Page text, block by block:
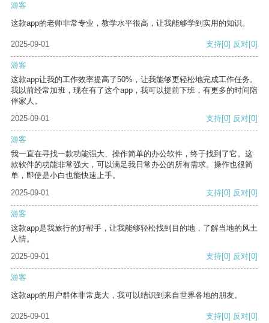
游客
这款app的老师非常专业，教学水平很高，让我能够学到实用的知识。
2025-09-01 支持[0] 反对[0]
游客
这款app让我的工作效率提高了50%，让我能够更轻松地完成工作任务。
我以前经常加班，现在有了这个app，我可以提前下班，有更多的时间陪
伴家人。
2025-09-01
支持[0] 反对[0]
游客
我一直在寻找一款功能强大、操作简单的办公软件，终于找到了它。这
款软件的功能非常强大，可以满足我日常办公的所有需求。操作也很简
单，即使是小白也能快速上手。
2025-09-01
支持[0] 反对[0]
游客
这款app是我旅行的好帮手，让我能够轻松找到目的地，了解当地的风土
人情。
2025-09-01
支持[0] 反对[0]
游客
这款app的用户群体非常庞大，我可以结识到来自世界各地的朋友。
2025-09-01 支持[0] 反对[0]